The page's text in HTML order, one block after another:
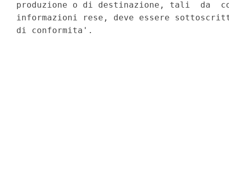
produzione o di destinazione, tali  da
informazioni rese, deve essere